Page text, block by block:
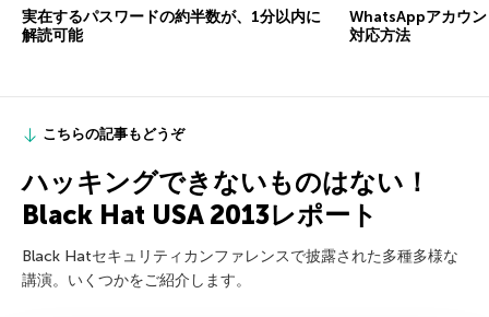
実在するパスワードの約半数が、1分以内に
解読可能
WhatsAppアカウ
対応方法
こちらの記事もどうぞ
ハッキングできないものはない！
Black Hat USA 2013レポート
Black Hatセキュリティカンファレンスで披露された多種多様な
講演。いくつかをご紹介します。